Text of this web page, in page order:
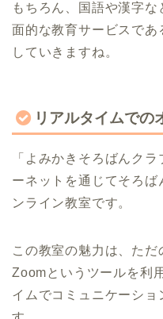
もちろん、国語や漢字
面的な教育サービスであ
していきますね。
リアルタイムでの
「よみかきそろばんク
ーネットを通じてそろば
ンライン教室です。
この教室の魅力は、ただ
Zoomというツールを利
イムでコミュニケーショ